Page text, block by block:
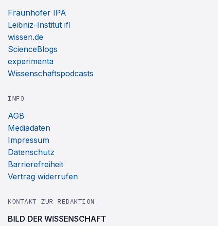
Fraunhofer IPA
Leibniz-Institut ifl
wissen.de
ScienceBlogs
experimenta
Wissenschaftspodcasts
INFO
AGB
Mediadaten
Impressum
Datenschutz
Barrierefreiheit
Vertrag widerrufen
KONTAKT ZUR REDAKTION
BILD DER WISSENSCHAFT